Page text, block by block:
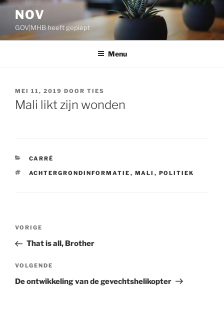
Ga
inhoud
NOV
GOV|MHB heeft gepiept
Menu
GEPLAATST
OP
MEI 11, 2019 DOOR TIES
Mali likt zijn wonden
CATEGORIEËN
CARRÉ
TAGS
ACHTERGRONDINFORMATIE , MALI , POLITIEK
Bericht
Vorig
bericht
VORIGE
That is all, Brother
Volgend
bericht
VOLGENDE
De ontwikkeling van de gevechtshelikopter